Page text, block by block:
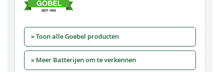
» Toon alle Goebel producten
» Meer Batterijen om te verkennen